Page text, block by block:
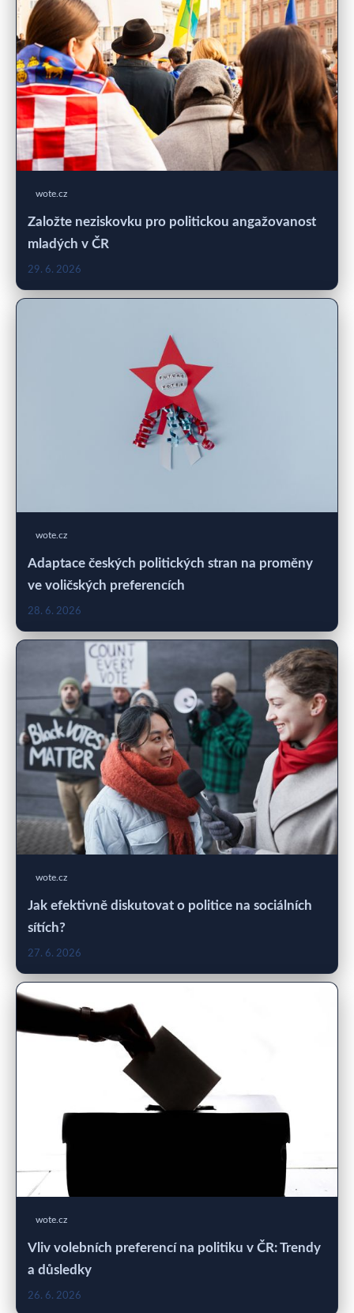
wote.cz
Založte neziskovku pro politickou angažovanost
mladých v ČR
29. 6. 2026
wote.cz
Adaptace českých politických stran na proměny
ve voličských preferencích
28. 6. 2026
wote.cz
Jak efektivně diskutovat o politice na sociálních
sítích?
27. 6. 2026
wote.cz
Vliv volebních preferencí na politiku v ČR: Trendy
a důsledky
26. 6. 2026